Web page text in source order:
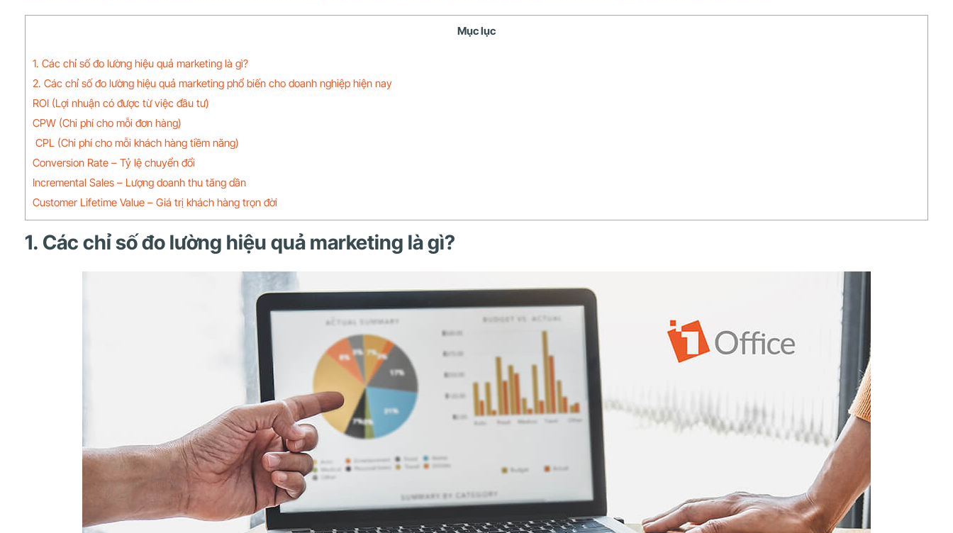
Mục lục
1. Các chỉ số đo lường hiệu quả marketing là gì?
2. Các chỉ số đo lường hiệu quả marketing phổ biến cho doanh nghiệp hiện nay
ROI (Lợi nhuận có được từ việc đầu tư)
CPW (Chi phí cho mỗi đơn hàng)
CPL (Chi phí cho mỗi khách hàng tiềm năng)
Conversion Rate – Tỷ lệ chuyển đổi
Incremental Sales – Lượng doanh thu tăng dần
Customer Lifetime Value – Giá trị khách hàng trọn đời
1. Các chỉ số đo lường hiệu quả marketing là gì?